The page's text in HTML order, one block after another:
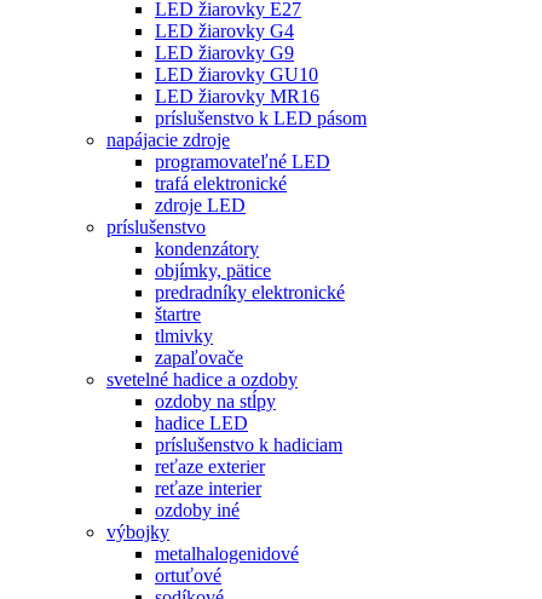
LED žiarovky E27
LED žiarovky G4
LED žiarovky G9
LED žiarovky GU10
LED žiarovky MR16
príslušenstvo k LED pásom
napájacie zdroje
programovateľné LED
trafá elektronické
zdroje LED
príslušenstvo
kondenzátory
objímky, pätice
predradníky elektronické
štartre
tlmivky
zapaľovače
svetelné hadice a ozdoby
ozdoby na stĺpy
hadice LED
príslušenstvo k hadiciam
reťaze exterier
reťaze interier
ozdoby iné
výbojky
metalhalogenidové
ortuťové